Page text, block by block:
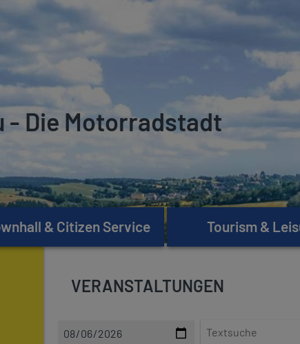
- Die Motorradstadt
& Citizen Service Tourism &
VERANSTALTUNGEN